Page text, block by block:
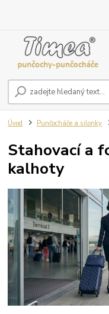
Úvod Punčocháče a silonky
Stahovací a
kalhoty